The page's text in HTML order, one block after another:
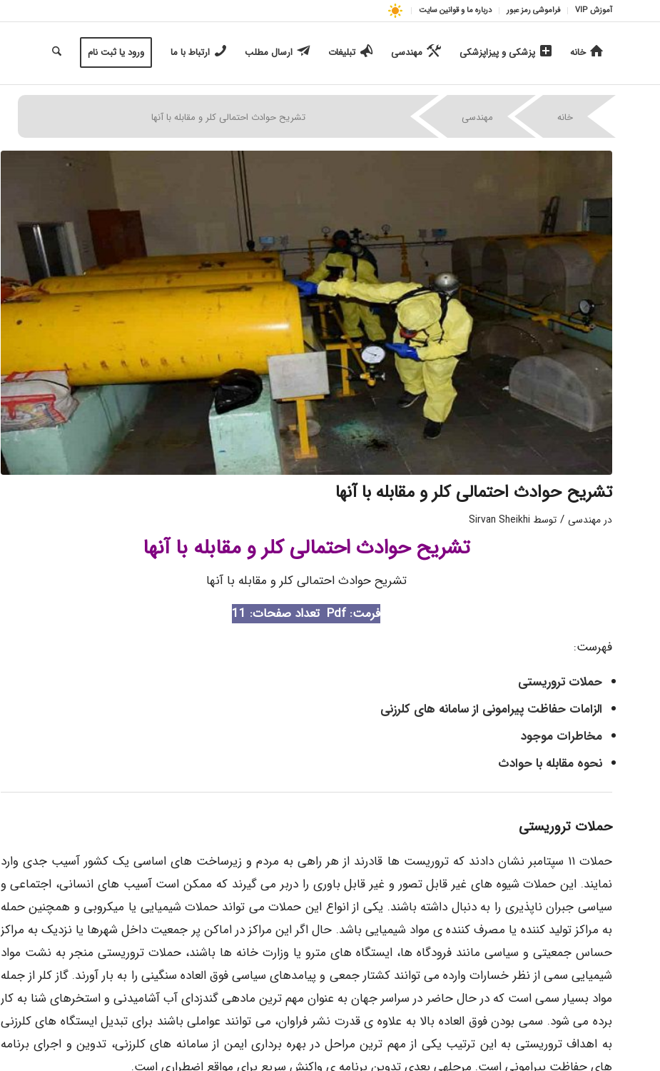
آموزش VIP فراموشی رمز عبور درباره ما و قوانین سایت
خانه پزشکی و پیزاپزشکی مهندسی تبلیغات ارسال مطلب ارتباط با ما ورود یا ثبت نام
خانه مهندسی | تشریح حوادث احتمالی کلر و مقابله با آنها
تشریح حوادث احتمالی کلر و مقابله با آنها
درمهندسی / توسط Sirvan Sheikhi
تشریح حوادث احتمالی کلر و مقابله با آنها
تشریح حوادث احتمالی کلر و مقابله با آنها
فرمت: Pdf
تعداد صفحات: 11
فهرست:
حملات تروریستی
الزامات حفاظت پیرامونی از سامانه های کلرزنی
مخاطرات موجود
نحوه مقابله با حوادث
حملات تروریستی
حملات ۱۱ سپتامبر نشان دادند که تروریست ها قادرند از هر راهی به مردم و زیرساخت های اساسی یک کشور آسیب جدی وارد
نمایند. این حملات شیوه های غیر قابل تصور و غیر قابل باوری را دربر می گیرند که ممکن است آسیب های انسانی، اجتماعی و
سیاسی جبران ناپذیری را به دنبال داشته باشند. یکی از انواع این حملات می تواند حملات شیمیایی یا میکروبی و همچنین حمله
به مراکز تولید کننده یا مصرف کننده ی مواد شیمیایی باشد. حال اگر این مراکز در اماکن پر جمعیت داخل شهرها یا نزدیک به مراکز
حساس جمعیتی و سیاسی مانند فرودگاه ها، ایستگاه های مترو یا وزارت خانه ها باشند، حملات تروریستی منجر به نشت مواد
شیمیایی سمی از نظر خسارات وارده می توانند کشتار جمعی و پیامدهای سیاسی فوق العاده سنگینی را به بار آورند. گاز کلر از جمله
مواد بسیار سمی است که در حال حاضر در سراسر جهان به عنوان مهم ترین مادهی گندزدای آب آشامیدنی و استخرهای شنا به کار
برده می شود. سمی بودن فوق العاده بالا به علاوه ی قدرت نشر فراوان، می توانند عواملی باشند برای تبدیل ایستگاه های کلرزنی
به اهداف تروریستی به این ترتیب یکی از مهم ترین مراحل در بهره برداری ایمن از سامانه های کلرزنی، تدوین و اجرای برنامه
های حفاظت پیرامونی است. مرحلهی بعدی تدوین برنامه ی واکنش سریع برای مواقع اضطراری است.